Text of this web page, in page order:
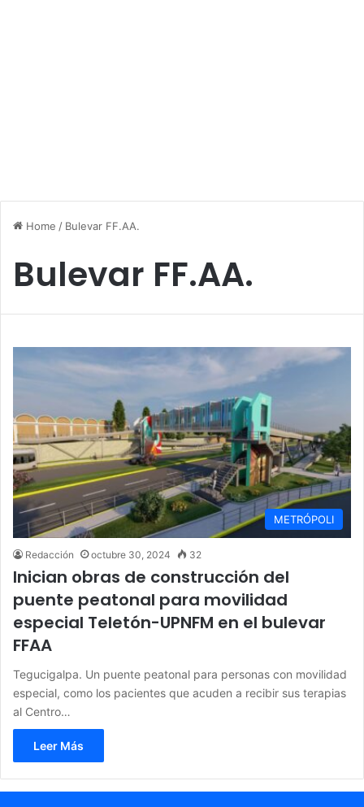
Home / Bulevar FF.AA.
Bulevar FF.AA.
METRÓPOLI
Redacción octubre 30, 2024 32
Inician obras de construcción del
puente peatonal para movilidad
especial Teletón-UPNFM en el bulevar
FFAA
Tegucigalpa. Un puente peatonal para personas con movilidad
especial, como los pacientes que acuden a recibir sus terapias
al Centro…
Leer Más